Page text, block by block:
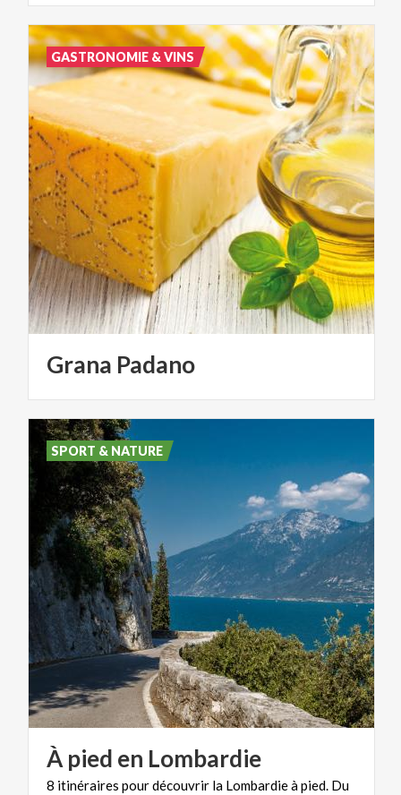
Grana Padano
GASTRONOMIE & VINS
À pied en Lombardie
8 itinéraires pour découvrir la Lombardie à pied. Du
SPORT & NATURE